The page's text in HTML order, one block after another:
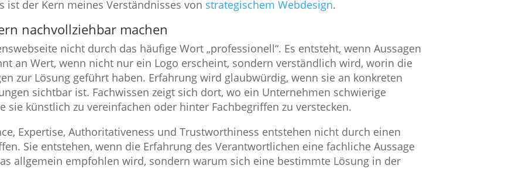
der Kern meines Verständnisses von strategischem Webdesign.
nachvollziehbar machen
nicht durch das häufige Wort „professionell“. Es entsteht, wenn Aussagen
an Wert, wenn nicht nur ein Logo erscheint, sondern verständlich wird, worin die
zur Lösung geführt haben. Erfahrung wird glaubwürdig, wenn sie an konkreten
sichtbar ist. Fachwissen zeigt sich dort, wo ein Unternehmen schwierige
sie künstlich zu vereinfachen oder hinter Fachbegriffen zu verstecken.
Expertise, Authoritativeness und Trustworthiness entstehen nicht durch einen
Sie entstehen, wenn die Erfahrung des Verantwortlichen eine fachliche Aussage
allgemein empfohlen wird, sondern warum sich eine bestimmte Lösung in der